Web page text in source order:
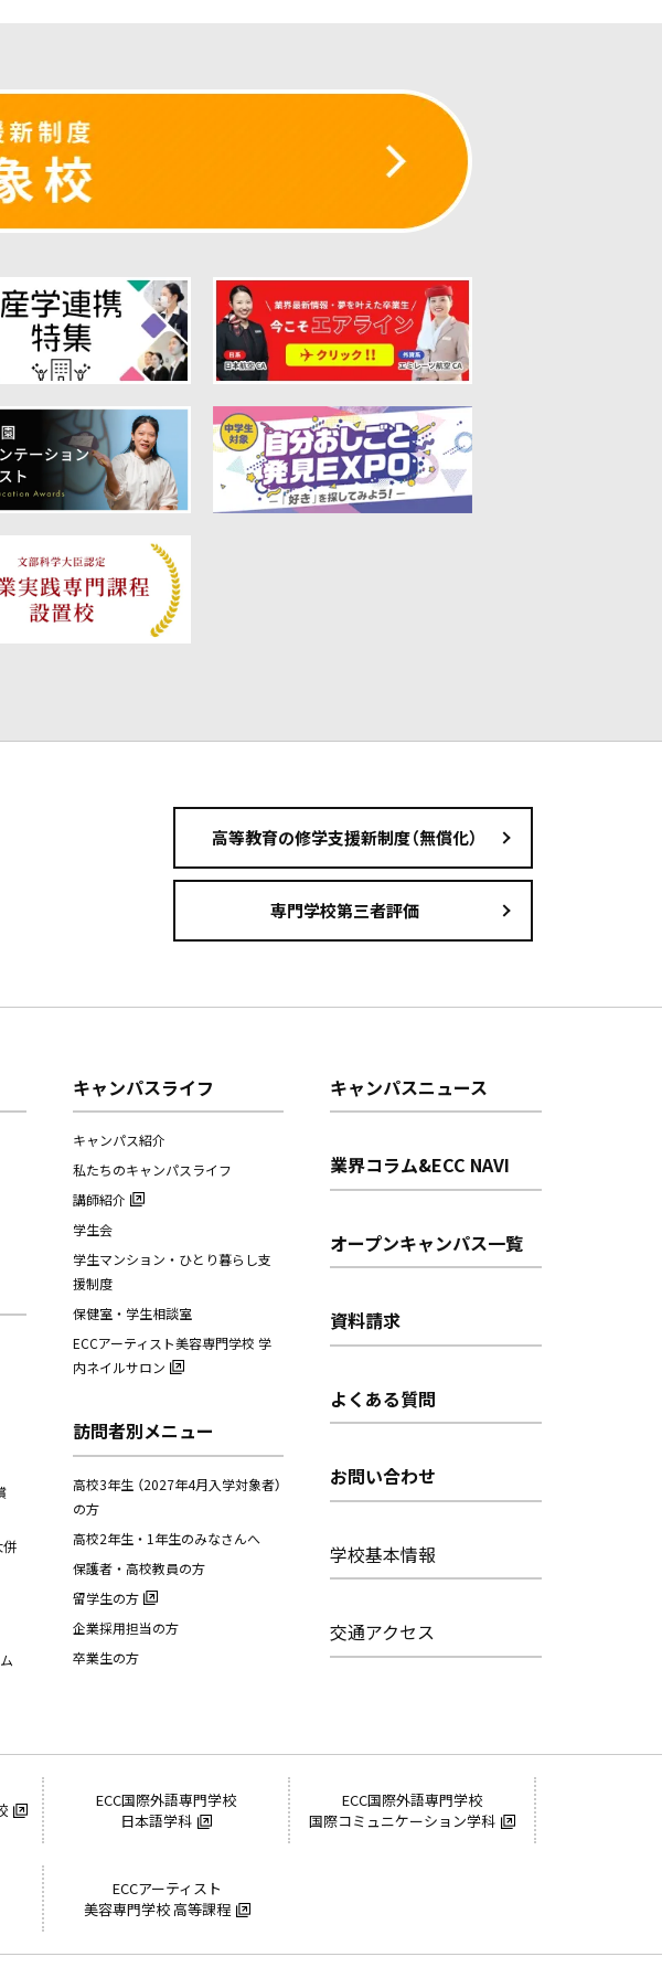
高等教育の修学支援新制度（無償化）
専門学校第三者評価
併
キャンパスライフ
キャンパス紹介
私たちのキャンパスライフ
講師紹介
学生会
学生マンション・ひとり暮らし支
援制度
保健室・学生相談室
ECCアーティスト美容専門学校 学
内ネイルサロン
訪問者別メニュー
高校3年生 （2027年4月入学対象者）
の方
高校2年生・1年生のみなさんへ
保護者・高校教員の方
留学生の方
企業採用担当の方
卒業生の方
キャンパスニュース
業界コラム&ECC NAVI
オープンキャンパス一覧
資料請求
よくある質問
お問い合わせ
学校基本情報
交通アクセス
ECC国際外語専門学校
日本語学科
ECC国際外語専門学校
国際コミュニケーション学科
ECCアーティスト
美容専門学校 高等課程